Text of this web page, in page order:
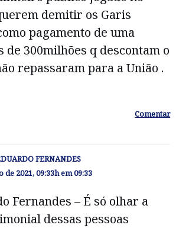
demitir os Garis
pagamento de uma
de 300milhões q descontam o
repassaram para a União .
Comentar
FERNANDES
de 2021, 09:33h em 09:33
Fernandes – É só olhar a
dessas pessoas